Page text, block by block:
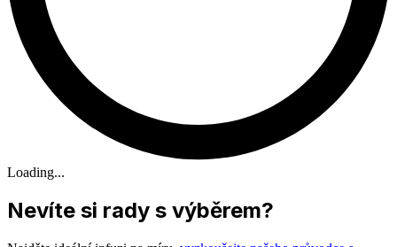
Loading...
Nevíte si rady s výběrem?